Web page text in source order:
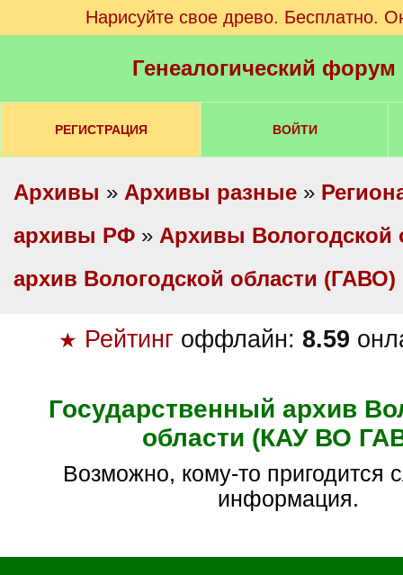
Нарисуйте свое древо. Бесплатно.
Генеалогический
РЕГИСТРАЦИЯ ВОЙТИ
Архивы » Архивы разные »
архивы РФ » Архивы Вологодской
архив Вологодской области (ГАВО)
★ Рейтинг оффлайн: 8.59
Государственный архив
области (КАУ ВО
Возможно, кому-то пригодится следующая
информация.